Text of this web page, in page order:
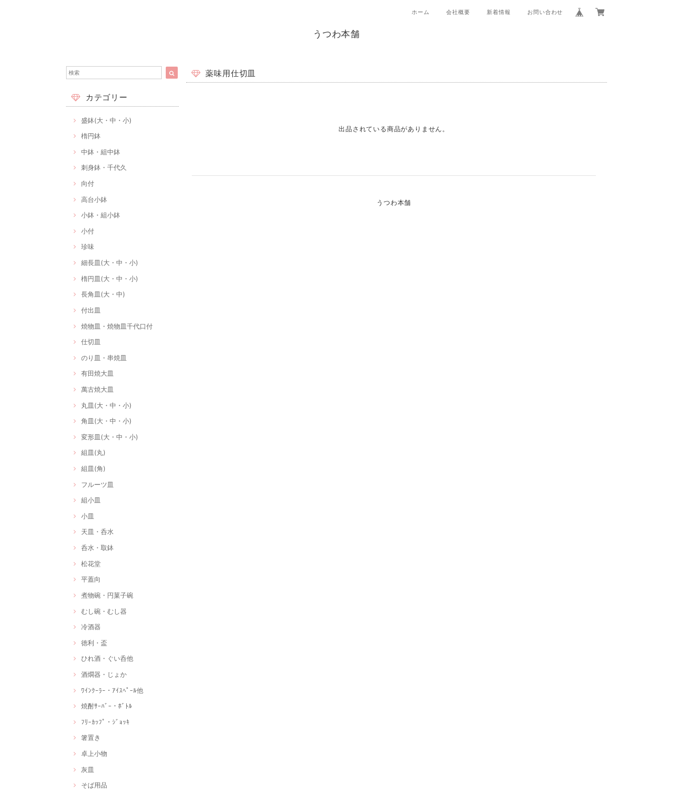
ホーム 会社概要 新着情報 お問い合わせ
うつわ本舗
カテゴリー
盛鉢(大・中・小)
楕円鉢
中鉢・組中鉢
刺身鉢・千代久
向付
高台小鉢
小鉢・組小鉢
小付
珍味
細長皿(大・中・小)
楕円皿(大・中・小)
長角皿(大・中)
付出皿
焼物皿・焼物皿千代口付
仕切皿
のり皿・串焼皿
有田焼大皿
萬古焼大皿
丸皿(大・中・小)
角皿(大・中・小)
変形皿(大・中・小)
組皿(丸)
組皿(角)
フルーツ皿
組小皿
小皿
天皿・呑水
呑水・取鉢
松花堂
平蓋向
煮物碗・円菓子碗
むし碗・むし器
冷酒器
徳利・盃
ひれ酒・ぐい呑他
酒燗器・じょか
ﾜｲﾝｸｰﾗｰ・ｱｲｽﾍﾟｰﾙ他
焼酎ｻｰﾊﾞｰ・ﾎﾞﾄﾙ
ﾌﾘｰｶｯﾌﾟ・ｼﾞｮｯｷ
箸置き
卓上小物
灰皿
そば用品
薬味用仕切皿
出品されている商品がありません。
うつわ本舗